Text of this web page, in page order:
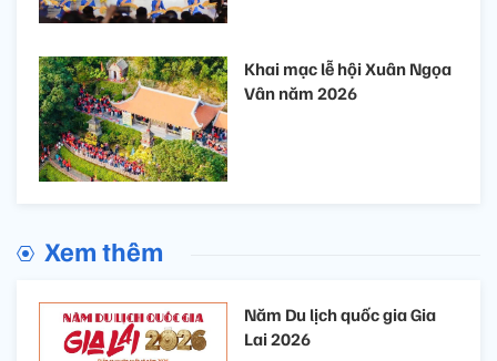
Khai mạc lễ hội Xuân Ngọa
Vân năm 2026
Xem thêm
Năm Du lịch quốc gia Gia
Lai 2026